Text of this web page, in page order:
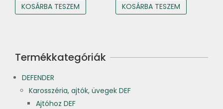
KOSÁRBA TESZEM KOSÁRBA TESZEM
Termékkategóriák
DEFENDER
Karosszéria, ajtók, üvegek DEF
Ajtóhoz DEF